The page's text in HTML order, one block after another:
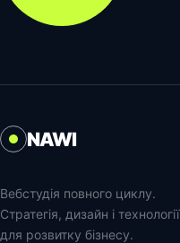
NAWI
Вебстудія повного циклу.
Стратегія, дизайн і технології
для розвитку бізнесу.